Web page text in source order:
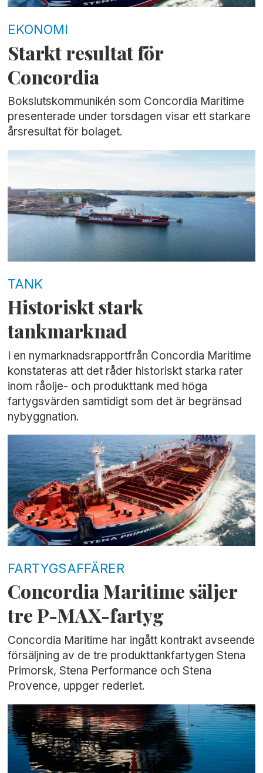
EKONOMI
Starkt resultat för
Concordia
Bokslutskommunikén som Concordia Maritime
presenterade under torsdagen visar ett starkare
årsresultat för bolaget.
TANK
Historiskt stark
tankmarknad
I en nymarknadsrapportfrån Concordia Maritime
konstateras att det råder historiskt starka rater
inom råolje- och produkttank med höga
fartygsvärden samtidigt som det är begränsad
nybyggnation.
FARTYGSAFFÄRER
Concordia Maritime säljer
tre P-MAX-fartyg
Concordia Maritime har ingått kontrakt avseende
försäljning av de tre produkttankfartygen Stena
Primorsk, Stena Performance och Stena
Provence, uppger rederiet.